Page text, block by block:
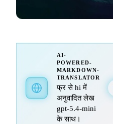
AI-
POWERED-
MARKDOWN-
TRANSLATOR
फ्र से hi में
अनुवादित लेख
gpt-5.4-mini
के साथ।